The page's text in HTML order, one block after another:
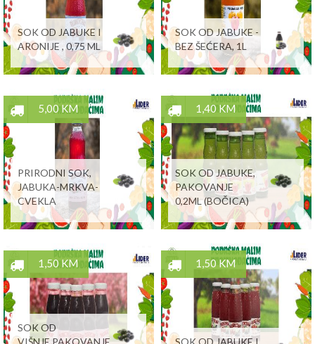
SOK OD JABUKE I
ARONIJE , 0,75 ML
SOK OD JABUKE -
BEZ ŠEĆERA, 1L
5,00 KM
PRIRODNI SOK,
JABUKA-MRKVA-
CVEKLA
1,40 KM
SOK OD JABUKE,
PAKOVANJE
0,2ML (BOČICA)
1,50 KM
SOK OD
1,50 KM